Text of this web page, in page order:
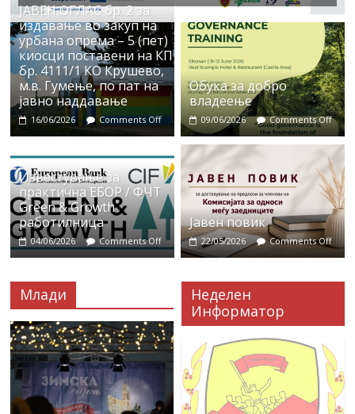
ЈАВЕН ОГЛАС бр. 2 за
издавање во закуп на
урбана опрема – 5 (пет)
киосци поставени на КП
бр. 4111/1 КО Крушево,
м.в. Гумење, по пат на
јавно наддавање
16/06/2026 Comments Off
Обука за добро
владеење
09/06/2026 Comments Off
Известување за
практична ЕБОР / ФЧТ
Green & Growth
работилница
04/06/2026 Comments Off
Јавен повик
22/05/2026 Comments Off
Млади
Неделен
Информатор